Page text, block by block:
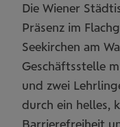
Die Wiener
Präsenz im
Seekirchen am
Geschäftsstelle
und zwei
durch ein helles,